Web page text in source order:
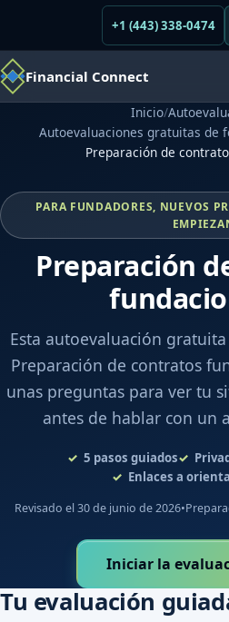
+1 (443) 338-0474
Financial Connect
Inicio/
Autoevaluaciones gratuitas de
Preparación de
PARA FUNDADORES, NUEVOS
Preparación
Esta autoevaluación
Preparación de contratos
unas preguntas para ver tu
antes de hablar con un
5 pasos guiados
Enlaces a
Revisado el 30 de junio de 2026•
Iniciar la
Tu evaluación